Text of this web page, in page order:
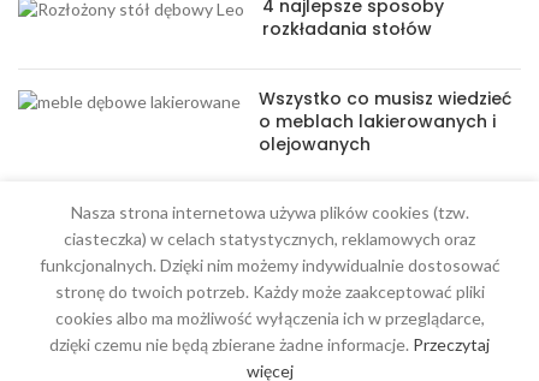
4 najlepsze sposoby
rozkładania stołów
Wszystko co musisz wiedzieć
o meblach lakierowanych i
olejowanych
MENU
Meble na wymiar
Nasza strona internetowa używa plików cookies (tzw.
ciasteczka) w celach statystycznych, reklamowych oraz
funkcjonalnych. Dzięki nim możemy indywidualnie dostosować
stronę do twoich potrzeb. Każdy może zaakceptować pliki
cookies albo ma możliwość wyłączenia ich w przeglądarce,
dzięki czemu nie będą zbierane żadne informacje. Przeczytaj
więcej